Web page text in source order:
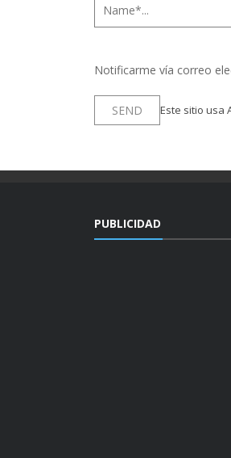
Notificarme vía correo
Este sitio usa
PUBLICIDAD